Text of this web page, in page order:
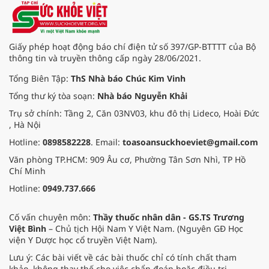
Giấy phép hoạt động báo chí điện tử số 397/GP-BTTTT của Bộ
thông tin và truyền thông cấp ngày 28/06/2021.
Tổng Biên Tập: ThS Nhà báo Chúc Kim Vinh
Tổng thư ký tòa soạn: Nhà báo Nguyễn Khải
Trụ sở chính: Tầng 2, Căn 03NV03, khu đô thị Lideco, Hoài Đức
, Hà Nội
Hotline: 0898582228. Email: toasoansuckhoeviet@gmail.com
Văn phòng TP.HCM: 909 Âu cơ, Phường Tân Sơn Nhì, TP Hồ
Chí Minh
Hotline: 0949.737.666
Cố vấn chuyên môn: Thầy thuốc nhân dân - GS.TS Trương
Việt Bình – Chủ tịch Hội Nam Y Việt Nam. (Nguyên GĐ Học
viện Y Dược học cổ truyền Việt Nam).
Lưu ý: Các bài viết về các bài thuốc chỉ có tính chất tham